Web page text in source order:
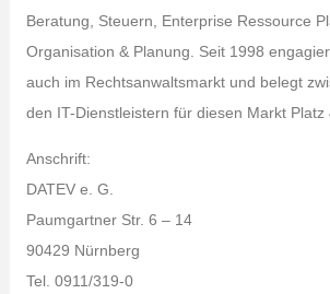
Beratung, Steuern, Enterprise Ressource
Organisation & Planung. Seit 1998
auch im Rechtsanwaltsmarkt und belegt
den IT-Dienstleistern für diesen Markt Platz
Anschrift:
DATEV e. G.
Paumgartner Str. 6 – 14
90429 Nürnberg
Tel. 0911/319-0